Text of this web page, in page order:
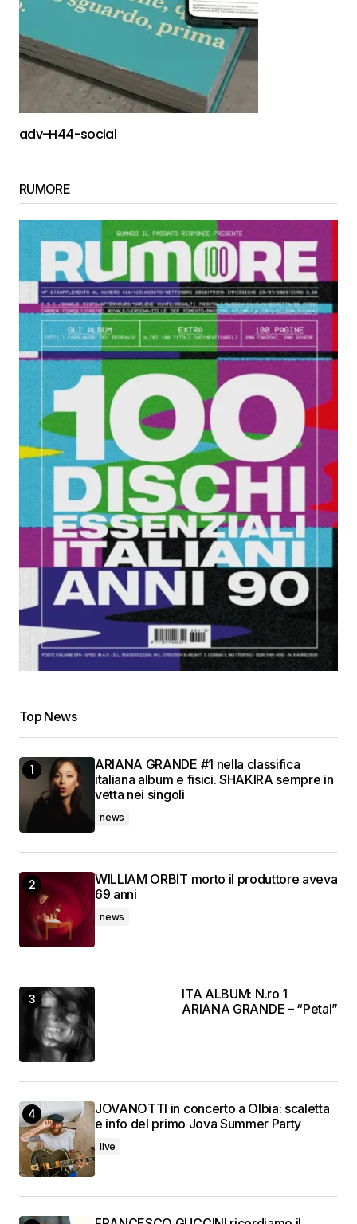
adv-H44-social
RUMORE
Top News
ARIANA GRANDE #1 nella classifica
italiana album e fisici. SHAKIRA sempre in
vetta nei singoli
news
WILLIAM ORBIT morto il produttore aveva
69 anni
news
ITA ALBUM: N.ro 1
ARIANA GRANDE – “Petal”
JOVANOTTI in concerto a Olbia: scaletta
e info del primo Jova Summer Party
live